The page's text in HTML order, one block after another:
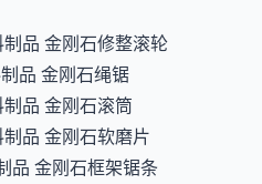
品 金刚石修整滚轮
品 金刚石绳锯
品 金刚石滚筒
品 金刚石软磨片
品 金刚石框架锯条